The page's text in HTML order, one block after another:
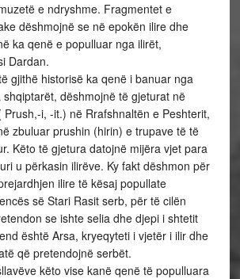
e ndryshme. Fragmentet e
dëshmojnë se në epokën ilire dhe
ka qenë e populluar nga ilirët,
Dardan.
gjithë historisë ka qenë i banuar nga
dëshmojnë të gjeturat në
i, -it.) në Rrafshnaltën e Peshterit,
zbuluar prushin (hirin) e trupave të të
Këto të gjetura datojnë mijëra vjet para
u përkasin ilirëve. Ky fakt dëshmon për
ilire të kësaj popullate
së Stari Rasit serb, për të cilën
se ishte selia dhe djepi i shtetit
është Arsa, kryeqyteti i vjetër i ilir dhe
që pretendojnë serbët.
këto vise kanë qenë të populluara